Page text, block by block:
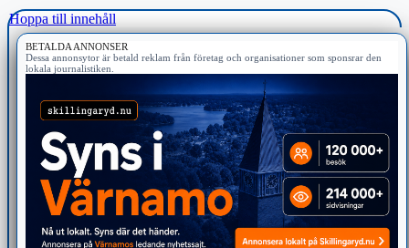
Hoppa till innehåll
BETALDA ANNONSER
Dessa annonsytor är betald reklam från företag och organisationer som sponsrar den
lokala journalistiken.